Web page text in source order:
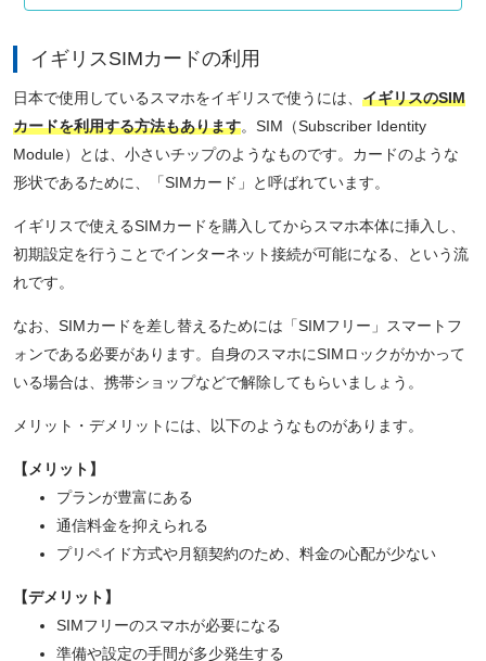
イギリスSIMカードの利用
日本で使用しているスマホをイギリスで使うには、 イギリスのSIM
カードを利用する方法もあります。SIM（Subscriber Identity
Module）とは、小さいチップのようなものです。カードのような
形状であるために、「SIMカード」と呼ばれています。
イギリスで使えるSIMカードを購入してからスマホ本体に挿入し、
初期設定を行うことでインターネット接続が可能になる、という流
れです。
なお、SIMカードを差し替えるためには「SIMフリー」スマートフ
ォンである必要があります。自身のスマホにSIMロックがかかって
いる場合は、携帯ショップなどで解除してもらいましょう。
メリット・デメリットには、以下のようなものがあります。
【メリット】
プランが豊富にある
通信料金を抑えられる
プリペイド方式や月額契約のため、料金の心配が少ない
【デメリット】
SIMフリーのスマホが必要になる
準備や設定の手間が多少発生する